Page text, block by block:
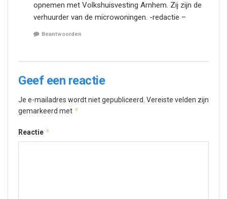
opnemen met Volkshuisvesting Arnhem. Zij zijn de
verhuurder van de microwoningen. -redactie –
Beantwoorden
Geef een reactie
Je e-mailadres wordt niet gepubliceerd. Vereiste velden zijn
gemarkeerd met *
Reactie *